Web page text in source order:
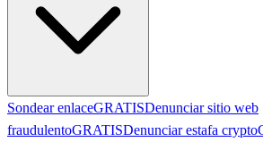
Sondear enlaceGRATISDenunciar sitio web
fraudulentoGRATISDenunciar estafa crypto